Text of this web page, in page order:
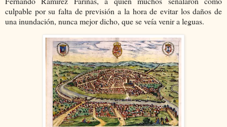
culpable por su falta de previsión a la hora de evitar los daños de
una inundación, nunca mejor dicho, que se veía venir a leguas.